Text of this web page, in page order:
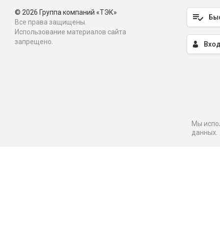
© 2026 Группа компаний «ТЭК»
Все права защищены.
Использование материалов сайта
запрещено.
Мы
данных.